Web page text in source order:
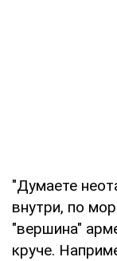
"Думаете
внутри, по
"вершина"
круче.